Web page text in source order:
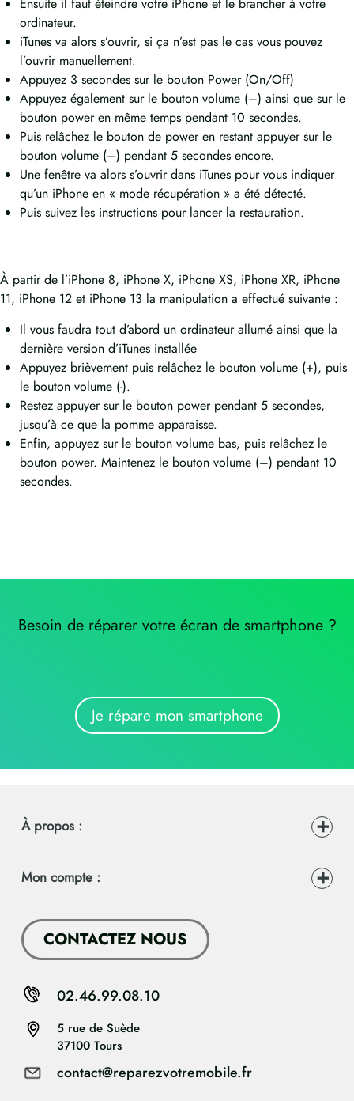
ordinateur.
iTunes va alors s’ouvrir, si ça n’est pas le cas vous pouvez
l’ouvrir manuellement.
Appuyez 3 secondes sur le bouton Power (On/Off)
Appuyez également sur le bouton volume (–) ainsi que sur le
bouton power en même temps pendant 10 secondes.
Puis relâchez le bouton de power en restant appuyer sur le
bouton volume (–) pendant 5 secondes encore.
Une fenêtre va alors s’ouvrir dans iTunes pour vous indiquer
qu’un iPhone en « mode récupération » a été détecté.
Puis suivez les instructions pour lancer la restauration.
À partir de l’iPhone 8, iPhone X, iPhone XS, iPhone XR, iPhone
11, iPhone 12 et iPhone 13 la manipulation a effectué suivante :
Il vous faudra tout d’abord un ordinateur allumé ainsi que la
dernière version d’iTunes installée
Appuyez brièvement puis relâchez le bouton volume (+), puis
le bouton volume (-).
Restez appuyer sur le bouton power pendant 5 secondes,
jusqu’à ce que la pomme apparaisse.
Enfin, appuyez sur le bouton volume bas, puis relâchez le
bouton power. Maintenez le bouton volume (–) pendant 10
secondes.
Besoin de réparer votre écran de smartphone ?
Je répare mon smartphone
À propos :
Mon compte :
CONTACTEZ NOUS
5 rue de Suède
37100 Tours
contact@reparezvotremobile.fr
02.46.99.08.10